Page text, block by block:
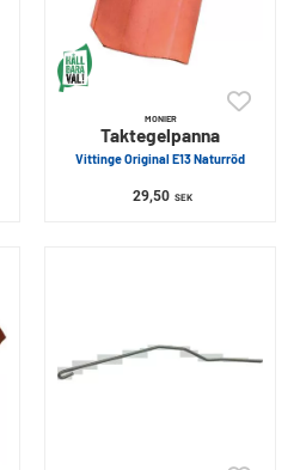
MONIER
Taktegelpanna
Vittinge Original E13 Natur­röd
29,50 SEK